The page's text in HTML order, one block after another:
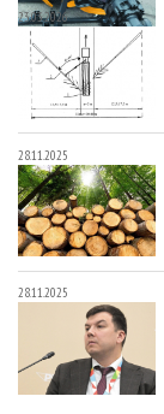
23.03.2026
28.11.2025
28.11.2025